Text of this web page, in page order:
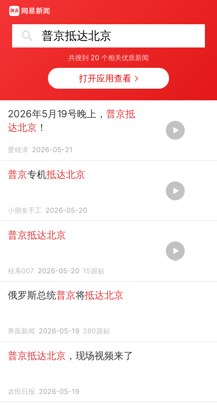
普京抵达北京
共搜到 20 个相关优质新闻
打开应用查看
2026年5月19号晚上， 普京抵
达北京 ！
爱雄泽 2026-05-21
普京专机抵达北京
小朋友手工 2026-05-20
普京抵达北京
桂系007 2026-05-20 15跟贴
俄罗斯总统普京将抵达北京
界面新闻 2026-05-19 280跟贴
普京抵达北京，现场视频来了
农民日报 2026-05-19